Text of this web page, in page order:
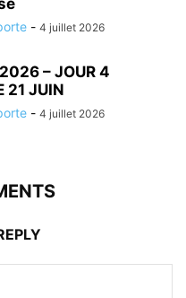
- 4 juillet 2026
– JOUR 4
21 JUIN
- 4 juillet 2026